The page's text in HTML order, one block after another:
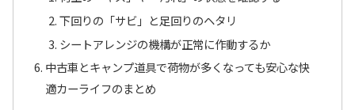
下回りの「サビ」と足回りのヘタリ
シートアレンジの機構が正常に作動するか
中古車とキャンプ道具で荷物が多くなっても安心な快
適カーライフのまとめ